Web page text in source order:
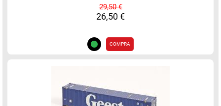
29,50 €
26,50 €
COMPRA